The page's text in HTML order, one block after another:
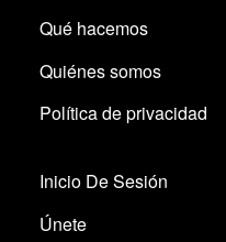
Qué hacemos
Quiénes somos
Política de privacidad
Inicio De Sesión
Únete